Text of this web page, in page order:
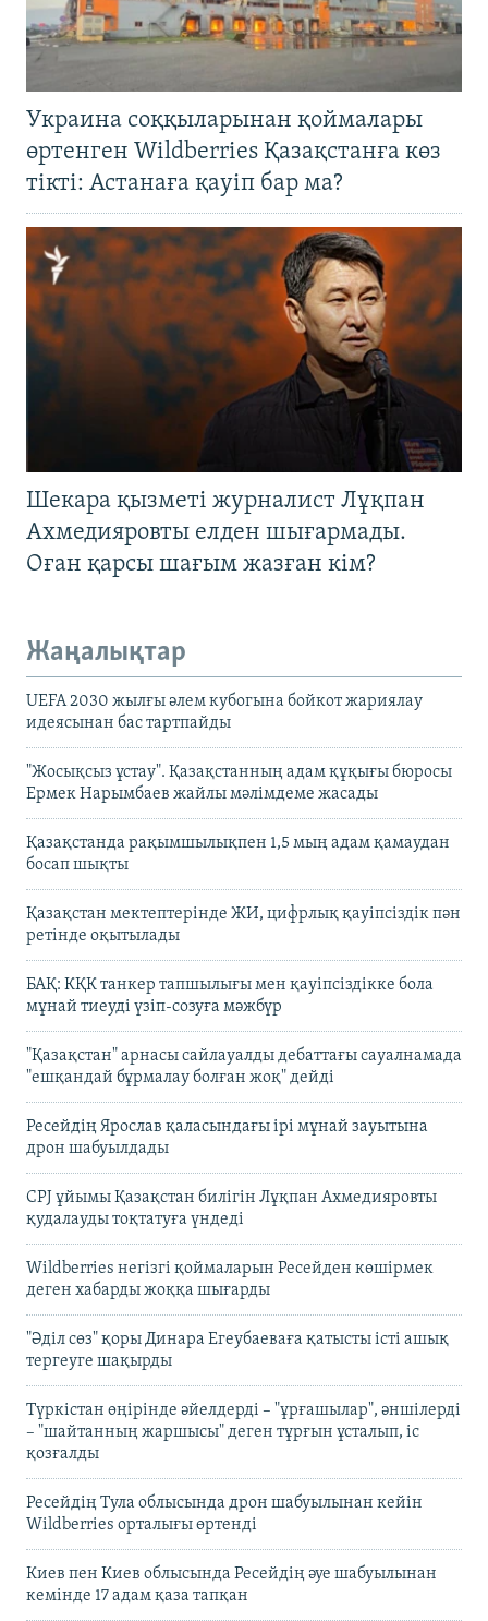
Украина соққыларынан қоймалары
өртенген Wildberries Қазақстанға көз
тікті: Астанаға қауіп бар ма?
Шекара қызметі журналист Лұқпан
Ахмедияровты елден шығармады.
Оған қарсы шағым жазған кім?
Жаңалықтар
UEFA 2030 жылғы әлем кубогына бойкот жариялау
идеясынан бас тартпайды
"Жосықсыз ұстау". Қазақстанның адам құқығы бюросы
Ермек Нарымбаев жайлы мәлімдеме жасады
Қазақстанда рақымшылықпен 1,5 мың адам қамаудан
босап шықты
Қазақстан мектептерінде ЖИ, цифрлық қауіпсіздік пән
ретінде оқытылады
БАҚ: КҚК танкер тапшылығы мен қауіпсіздікке бола
мұнай тиеуді үзіп-созуға мәжбүр
"Қазақстан" арнасы сайлауалды дебаттағы сауалнамада
"ешқандай бұрмалау болған жоқ" дейді
Ресейдің Ярослав қаласындағы ірі мұнай зауытына
дрон шабуылдады
CPJ ұйымы Қазақстан билігін Лұқпан Ахмедияровты
қудалауды тоқтатуға үндеді
Wildberries негізгі қоймаларын Ресейден көшірмек
деген хабарды жоққа шығарды
"Әділ сөз" қоры Динара Егеубаеваға қатысты істі ашық
тергеуге шақырды
Түркістан өңірінде әйелдерді – "ұрғашылар", әншілерді
– "шайтанның жаршысы" деген тұрғын ұсталып, іс
қозғалды
Ресейдің Тула облысында дрон шабуылынан кейін
Wildberries орталығы өртенді
Киев пен Киев облысында Ресейдің әуе шабуылынан
кемінде 17 адам қаза тапқан